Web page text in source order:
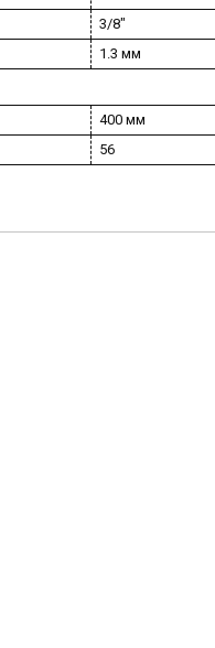
3/8"
1.3 мм
400 мм
56